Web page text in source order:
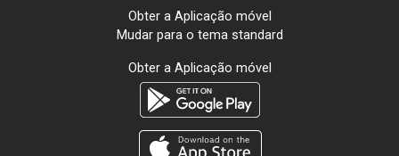
Obter a Aplicação móvel
Mudar para o tema standard
Obter a Aplicação móvel